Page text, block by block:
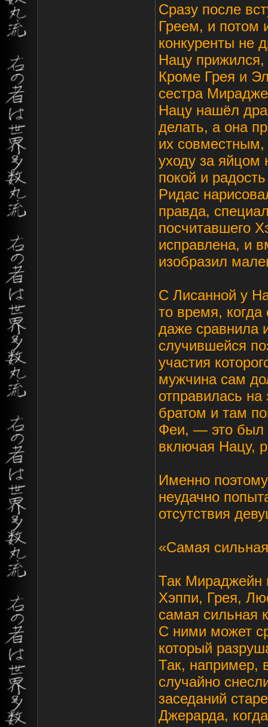
Сразу после
Греем, и потом
конкуренты не
Нацу прижился,
Кроме Грея и
сестра
Нацу нашёл
делать, а она
их совместным,
уходу за яйцом
покой и
Ридас
правда,
посчитавшего
исправлена, и
изобразил
С Лисанной у
то время,
даже сравнила
случившейся
участия
мужчина сам
отправилась
братом и там
Феи, — это был
включая Нацу,
Именно
неудачно
отсутствия
«Самая
Так Мираджейн
Хэппи, Грея,
самая сильная
С ними может
который
Так, например,
случайно
заседаний
Джерарда,